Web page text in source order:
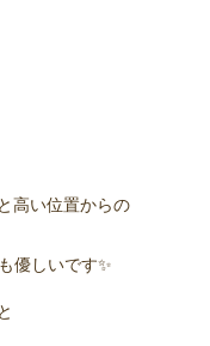
高い位置からの
優しいです✨